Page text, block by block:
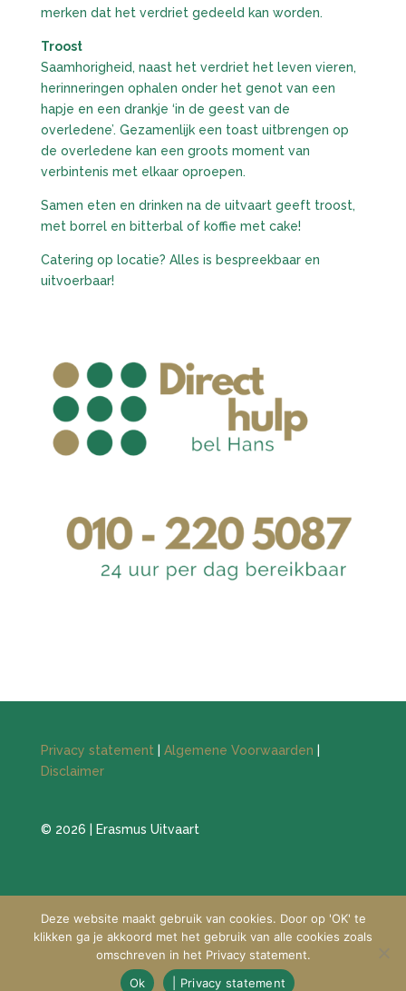
merken dat het verdriet gedeeld kan worden.
Troost
Saamhorigheid, naast het verdriet het leven vieren,
herinneringen ophalen onder het genot van een
hapje en een drankje ‘in de geest van de
overledene’. Gezamenlijk een toast uitbrengen op
de overledene kan een groots moment van
verbintenis met elkaar oproepen.
Samen eten en drinken na de uitvaart geeft troost,
met borrel en bitterbal of koffie met cake!
Catering op locatie? Alles is bespreekbaar en
uitvoerbaar!
Privacy statement Algemene Voorwaarden
Disclaimer
© 2026 | Erasmus Uitvaart
Deze website maakt gebruik van cookies. Door op 'OK' te
klikken ga je akkoord met het gebruik van alle cookies zoals
omschreven in het Privacy statement.
Ok
| Privacy statement